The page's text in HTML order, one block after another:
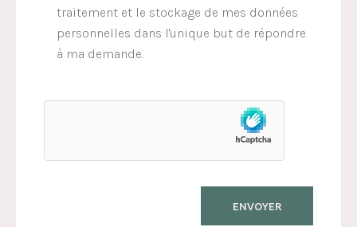
traitement et le stockage de mes données
personnelles dans l'unique but de répondre
à ma demande.